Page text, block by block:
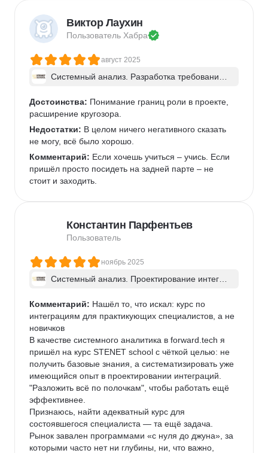
Недостатки: Понравилось в принципе всё. Очень
маленький минус может быть за долгий разбор
Видно ошибки свои и чужие, возможность их
исправить и отзыв преподавателя, что улучшить.
новичков. Всё таки надо иметь какой-то небольшой
опыт работы в IT и рабочий бекграунд.
Виктор Лаухин
Пользователь Хабра
август 2025
Системный анализ. Разработка требований
нты - в группе
Достоинства: Понимание границ роли в проекте,
расширение кругозора.
Недостатки: В целом ничего негативного сказать
не могу, всё было хорошо.
Комментарий: Если хочешь учиться – учись. Если
пришёл просто посидеть на задней парте – не
стоит и заходить.
Константин Парфентьев
Пользователь
ноябрь 2025
Системный анализ. Проектирование интегра
Комментарий: Нашёл то, что искал: курс по
интеграциям для практикующих специалистов, а не
новичков
В качестве системного аналитика в forward.tech я
пришёл на курс STENET school с чёткой целью: не
получить базовые знания, а систематизировать уже
имеющийся опыт в проектировании интеграций.
"Разложить всё по полочкам", чтобы работать ещё
эффективнее.
Признаюсь, найти адекватный курс для
состоявшегося специалиста — та ещё задача.
Рынок завален программами «с нуля до джуна», за
которыми часто нет ни глубины, ни, что важно,